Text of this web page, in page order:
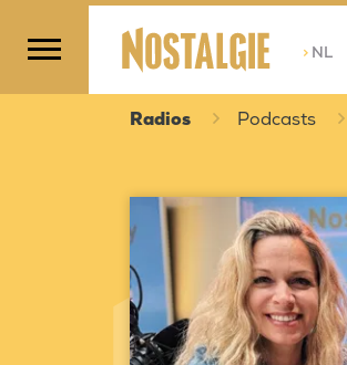
>NL
Radios Podcasts